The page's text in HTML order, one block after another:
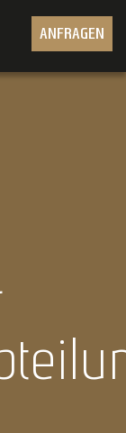
ANFRAGEN